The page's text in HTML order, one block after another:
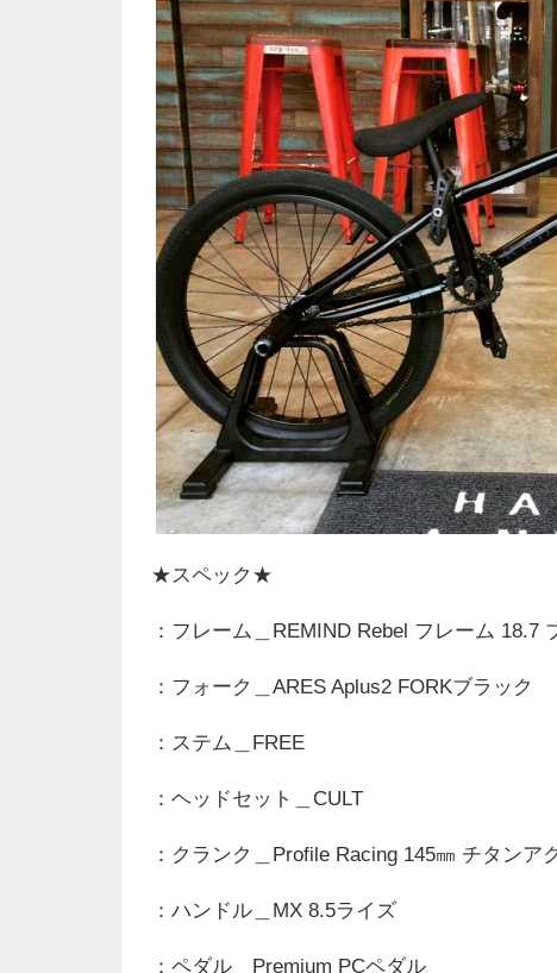
★スペック★
：フレーム＿REMIND Rebel フレーム 18.7
：フォーク＿ARES Aplus2 FORKブラック
：ステム＿FREE
：ヘッドセット＿CULT
：クランク＿Profile Racing 145㎜ チタンア
：ハンドル＿MX 8.5ライズ
：ペダル＿Premium PCペダル